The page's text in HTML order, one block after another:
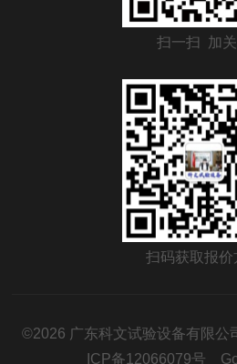
扫一扫 加
扫码获取报价
©2026 广东科文试验设备有限公
ICP备12066079号